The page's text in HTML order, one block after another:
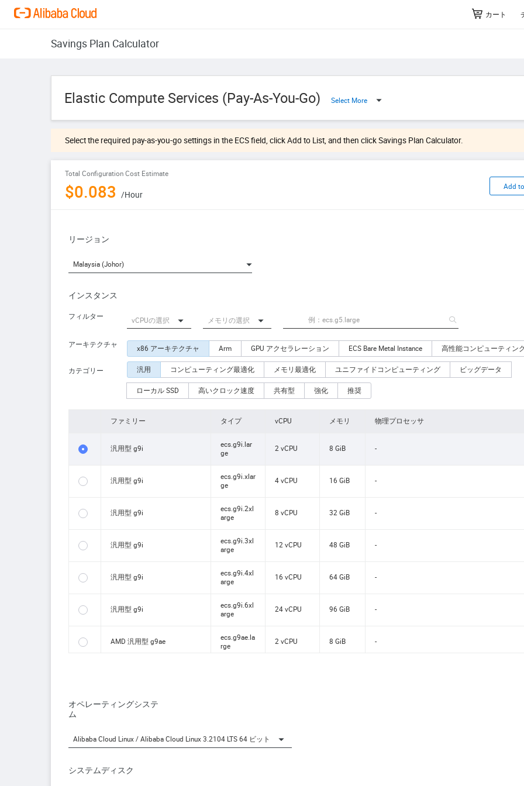
カート
Savings Plan Calculator
Elastic Compute Services (Pay-As-You-Go) Select More
Select the required pay-as-you-go settings in the ECS field, click Add to List, and then click Savings Plan Calculator.
Total Configuration Cost Estimate
$0.083 /Hour
Add
リージョン
Malaysia (Johor)
インスタンス
フィルター
アーキテクチャ x86 アーキテクチャ Arm GPU アクセラレーション ECS Bare Metal Instance 高性能コンピューティン
カテゴリー 汎用 コンピューティング最適化 メモリ最適化 ユニファイドコンピューティング ビッグデータ
ローカル SSD 高いクロック速度 共有型 強化 推奨
ファミリー タイプ vCPU メモリ 物理プロセッサ
汎用型 g9i
ecs.g9i.lar
ge
2 vCPU 8 GiB -
汎用型 g9i
ecs.g9i.xlar
ge
4 vCPU 16 GiB -
汎用型 g9i
ecs.g9i.2xl
arge
8 vCPU 32 GiB -
汎用型 g9i
ecs.g9i.3xl
arge
12 vCPU 48 GiB -
汎用型 g9i
ecs.g9i.4xl
arge
16 vCPU 64 GiB -
汎用型 g9i
ecs.g9i.6xl
arge
24 vCPU 96 GiB -
AMD 汎用型 g9ae
ecs.g9ae.la
rge
2 vCPU 8 GiB -
AMD 汎用型 g9ae
オペレーティングシステ
ム
Alibaba Cloud Linux / Alibaba Cloud Linux 3.2104 LTS 64 ビット
システムディスク